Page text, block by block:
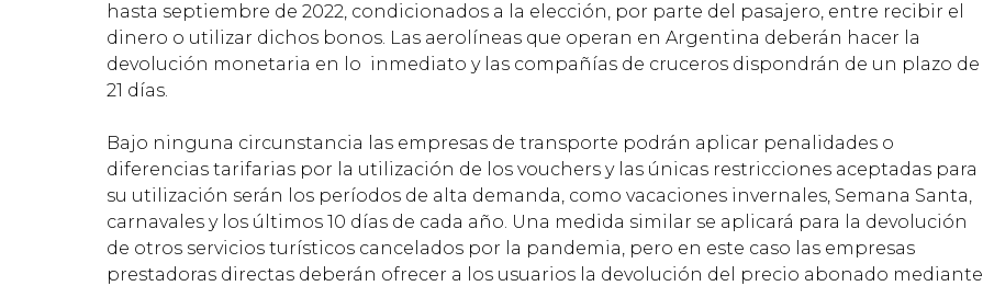
hasta septiembre de 2022, condicionados a la elección, por parte del pasajero, entre recibir el
dinero o utilizar dichos bonos. Las aerolíneas que operan en Argentina deberán hacer la
devolución monetaria en lo inmediato y las compañías de cruceros dispondrán de un plazo de
21 días.
Bajo ninguna circunstancia las empresas de transporte podrán aplicar penalidades o
diferencias tarifarias por la utilización de los vouchers y las únicas restricciones aceptadas para
su utilización serán los períodos de alta demanda, como vacaciones invernales, Semana Santa,
carnavales y los últimos 10 días de cada año. Una medida similar se aplicará para la devolución
de otros servicios turísticos cancelados por la pandemia, pero en este caso las empresas
prestadoras directas deberán ofrecer a los usuarios la devolución del precio abonado mediante